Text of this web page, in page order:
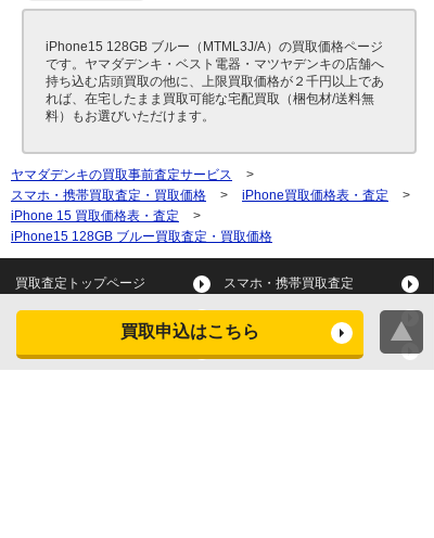
買取申込はこちら
iPhone15 128GB ブルー（MTML3J/A）の買取価格ページ
です。ヤマダデンキ・ベスト電器・マツヤデンキの店舗へ
持ち込む店頭買取の他に、上限買取価格が２千円以上であ
れば、在宅したまま買取可能な宅配買取（梱包材/送料無
料）もお選びいただけます。
ヤマダデンキの買取事前査定サービス
>
スマホ・携帯買取査定・買取価格
> iPhone買取価格表・査定
>
iPhone 15 買取価格表・査定
>
iPhone15 128GB ブルー買取査定・買取価格
買取査定トップページ スマホ・携帯買取査定
タブレット買取査定
スマートウォッチ買取査定